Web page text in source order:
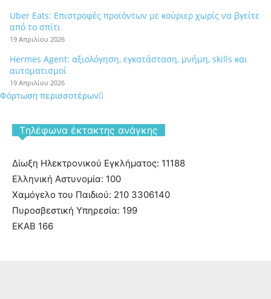
Uber Eats: Επιστροφές προϊόντων με κούριερ χωρίς να βγείτε
από το σπίτι
19 Απριλίου 2026
Hermes Agent: αξιολόγηση, εγκατάσταση, μνήμη, skills και
αυτοματισμοί
19 Απριλίου 2026
Φόρτωση περισσοτέρων
Tηλέφωνα έκτακτης ανάγκης
Δίωξη Ηλεκτρονικού Εγκλήματος: 11188
Ελληνική Αστυνομία: 100
Χαμόγελο του Παιδιού: 210 3306140
Πυροσβεστική Υπηρεσία: 199
ΕΚΑΒ 166